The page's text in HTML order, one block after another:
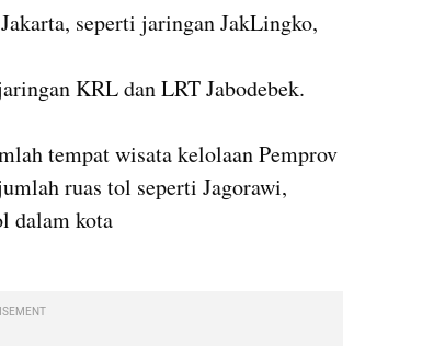
seperti jaringan JakLingko,
KRL dan LRT Jabodebek.
tempat wisata kelolaan Pemprov
ruas tol seperti Jagorawi,
dalam kota